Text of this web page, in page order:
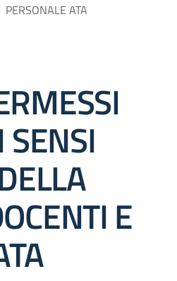
PERSONALE ATA
E